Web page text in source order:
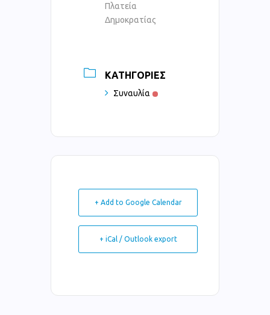
Πλατεία
Δημοκρατίας
ΚΑΤΗΓΟΡΊΕΣ
Συναυλία
+ Add to Google Calendar
+ iCal / Outlook export